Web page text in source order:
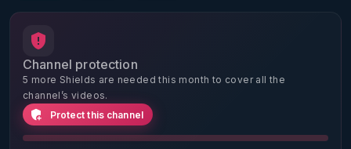
Channel protection
5 more Shields are needed this month to cover all the
channel’s videos.
Protect this channel